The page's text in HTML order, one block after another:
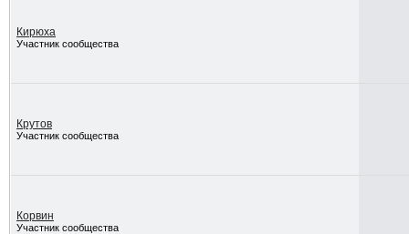
Кирюха
Участник сообщества
Крутов
Участник сообщества
Корвин
Участник сообщества